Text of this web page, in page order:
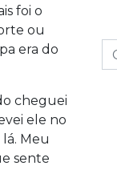
foi o
ou
era do
cheguei
ele no
Meu
sente